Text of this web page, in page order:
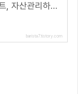
페이북 친구초대 이벤트, 자산관리하고 최대 6000원 받자!( 추천코드 : 엉뚱한침팬지 )
barista7.tistory.com